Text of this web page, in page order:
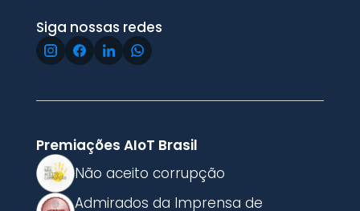
Siga nossas redes
Premiações AIoT Brasil
Não aceito corrupção
Admirados da Imprensa de